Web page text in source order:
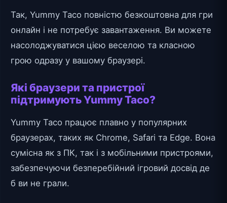
Так, Yummy Taco повністю безкоштовна для гри
онлайн і не потребує завантаження. Ви можете
насолоджуватися цією веселою та класною
грою одразу у вашому браузері.
Які браузери та пристрої
підтримують Yummy Taco?
Yummy Taco працює плавно у популярних
браузерах, таких як Chrome, Safari та Edge. Вона
сумісна як з ПК, так і з мобільними пристроями,
забезпечуючи безперебійний ігровий досвід де
б ви не грали.